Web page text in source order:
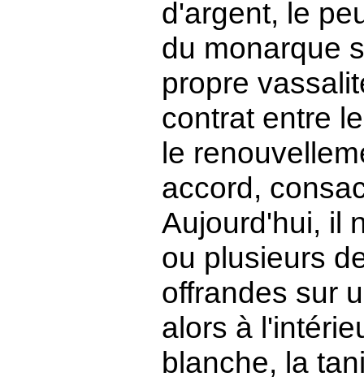
d'argent, le
du monarque
propre
contrat entre
le
accord,
Aujourd'hui, il
ou plusieurs
offrandes sur
alors à
blanche, la